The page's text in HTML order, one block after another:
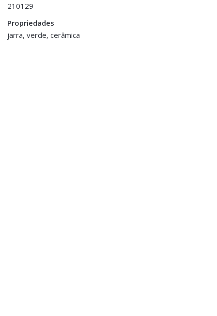
210129
Propriedades
jarra, verde, cerâmica